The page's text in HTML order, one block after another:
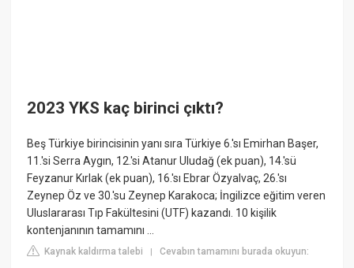
2023 YKS kaç birinci çıktı?
Beş Türkiye birincisinin yanı sıra Türkiye 6.'sı Emirhan Başer,
11.'si Serra Aygın, 12.'si Atanur Uludağ (ek puan), 14.'sü
Feyzanur Kırlak (ek puan), 16.'sı Ebrar Özyalvaç, 26.'sı
Zeynep Öz ve 30.'su Zeynep Karakoca; İngilizce eğitim veren
Uluslararası Tıp Fakültesini (UTF) kazandı. 10 kişilik
kontenjanının tamamını ...
Kaynak kaldırma talebi |Cevabın tamamını burada okuyun: